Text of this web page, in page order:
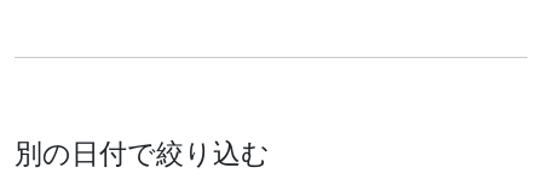
別の日付で絞り込む